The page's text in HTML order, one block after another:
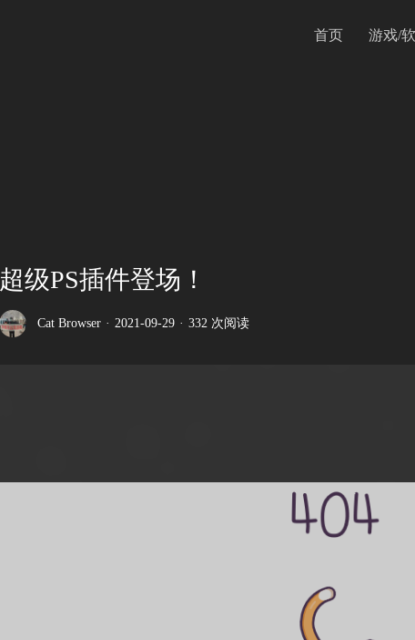
首页 游戏/
超级PS插件登场！
Cat Browser · 2021-09-29 · 332 次阅读